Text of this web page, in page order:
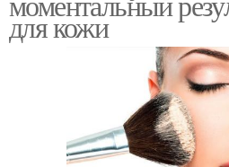
для кожи